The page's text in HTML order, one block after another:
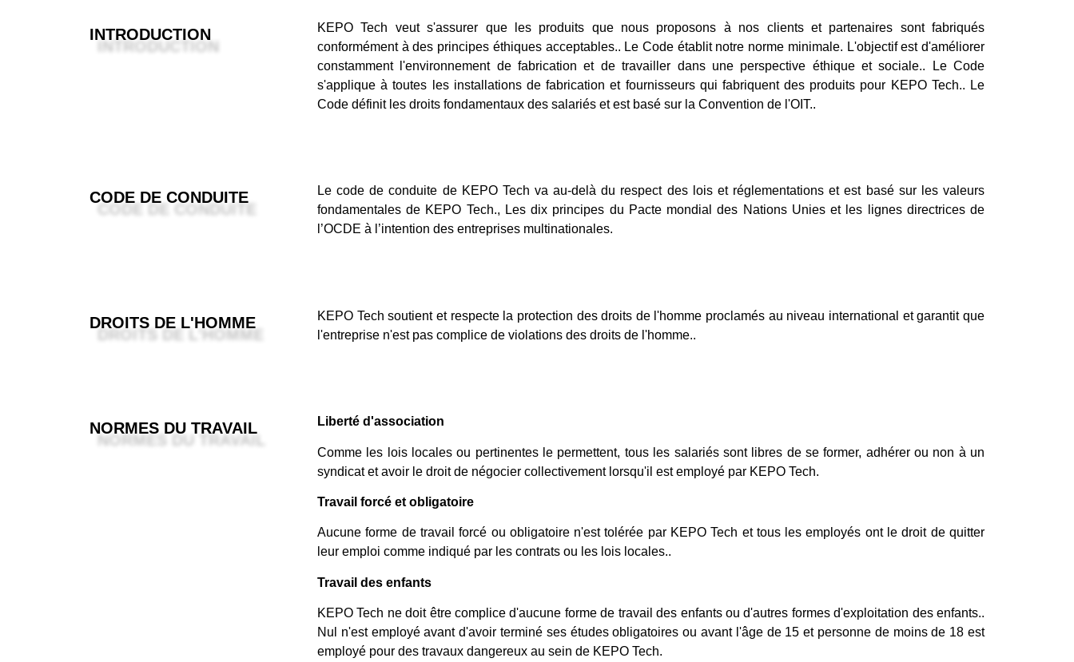
INTRODUCTION
KEPO Tech veut s'assurer que les produits que nous proposons à nos clients et partenaires sont fabriqués
conformément à des principes éthiques acceptables.. Le Code établit notre norme minimale. L'objectif est d'améliorer
constamment l'environnement de fabrication et de travailler dans une perspective éthique et sociale.. Le Code
s'applique à toutes les installations de fabrication et fournisseurs qui fabriquent des produits pour KEPO Tech.. Le
Code définit les droits fondamentaux des salariés et est basé sur la Convention de l'OIT..
CODE DE CONDUITE
Le code de conduite de KEPO Tech va au-delà du respect des lois et réglementations et est basé sur les valeurs
fondamentales de KEPO Tech., Les dix principes du Pacte mondial des Nations Unies et les lignes directrices de
l’OCDE à l’intention des entreprises multinationales.
DROITS DE L'HOMME
KEPO Tech soutient et respecte la protection des droits de l'homme proclamés au niveau international et garantit que
l'entreprise n'est pas complice de violations des droits de l'homme..
NORMES DU TRAVAIL Liberté d'association
Comme les lois locales ou pertinentes le permettent, tous les salariés sont libres de se former, adhérer ou non à un
syndicat et avoir le droit de négocier collectivement lorsqu'il est employé par KEPO Tech.
Travail forcé et obligatoire
Aucune forme de travail forcé ou obligatoire n'est tolérée par KEPO Tech et tous les employés ont le droit de quitter
leur emploi comme indiqué par les contrats ou les lois locales..
Travail des enfants
KEPO Tech ne doit être complice d'aucune forme de travail des enfants ou d'autres formes d'exploitation des enfants..
Nul n'est employé avant d'avoir terminé ses études obligatoires ou avant l'âge de 15 et personne de moins de 18 est
employé pour des travaux dangereux au sein de KEPO Tech.